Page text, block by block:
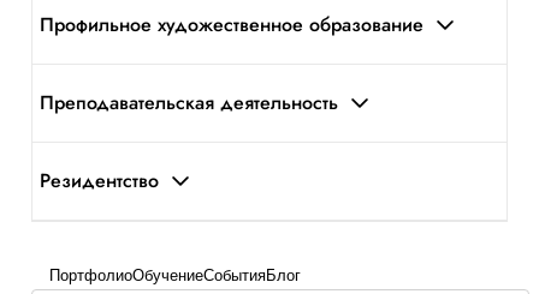
Профильное художественное образование
Преподавательская деятельность
Резидентство
ПортфолиоОбучениеСобытияБлог